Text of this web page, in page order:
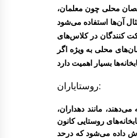
محلی چون معلمان،
آن‌ها استفاده ‌می‌شود
کنندگان در کلاس‌های
محلی به ویژه اگر
روستایاران:
مانند دهداران،
روستایی کانون
داده ‌می‌شود که درحد